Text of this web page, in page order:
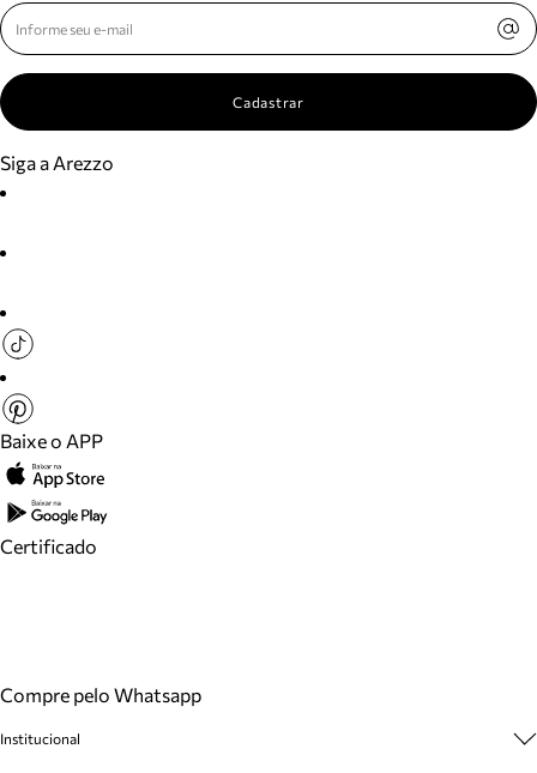
Cadastrar
Siga a Arezzo
Baixe o APP
Certificado
Compre pelo Whatsapp
Institucional